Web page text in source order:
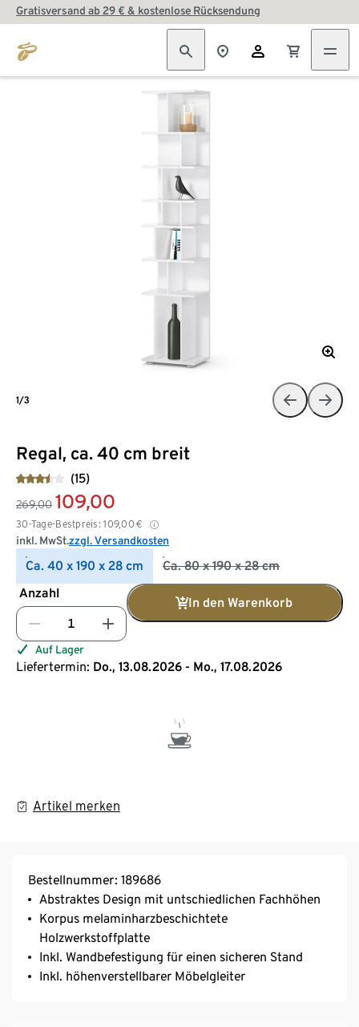
Gratisversand ab 29 € & kostenlose Rücksendung
Regal, ca. 40 cm breit
(15)
269,00 109,00
30-Tage-Bestpreis: 109,00 €
inkl. MwSt.zzgl. Versandkosten
Ca. 40 x 190 x 28 cm
Ca. 80 x 190 x 28 cm
Anzahl
In den Warenkorb
Auf Lager
Liefertermin: Do., 13.08.2026 - Mo., 17.08.2026
Artikel merken
1/3
Bestellnummer: 189686
Abstraktes Design mit untschiedlichen Fachhöhen
Korpus melaminharzbeschichtete
Holzwerkstoffplatte
Inkl. Wandbefestigung für einen sicheren Stand
Inkl. höhenverstellbarer Möbelgleiter